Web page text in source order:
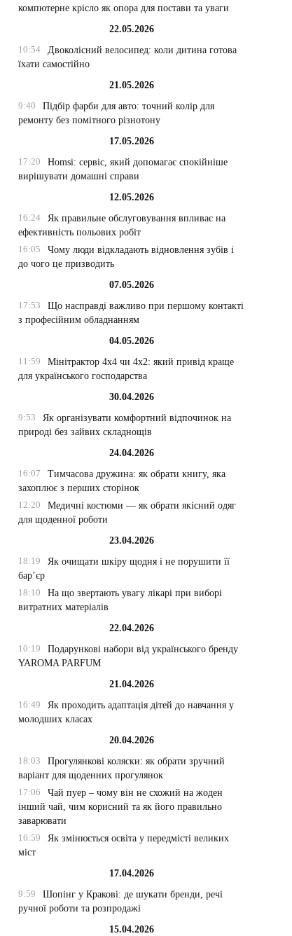
компютерне крісло як опора для постави та уваги
22.05.2026
10:54
Двоколісний велосипед: коли дитина готова
їхати самостійно
21.05.2026
9:40
Підбір фарби для авто: точний колір для
ремонту без помітного різнотону
17.05.2026
17:20
Homsi: сервіс, який допомагає спокійніше
вирішувати домашні справи
12.05.2026
16:24
Як правильне обслуговування впливає на
ефективність польових робіт
16:05
Чому люди відкладають відновлення зубів і
до чого це призводить
07.05.2026
17:53
Що насправді важливо при першому контакті
з професійним обладнанням
04.05.2026
11:59
Мінітрактор 4х4 чи 4х2: який привід краще
для українського господарства
30.04.2026
9:53
Як організувати комфортний відпочинок на
природі без зайвих складнощів
24.04.2026
16:07
Тимчасова дружина: як обрати книгу, яка
захоплює з перших сторінок
12:20
Медичні костюми — як обрати якісний одяг
для щоденної роботи
23.04.2026
18:19
Як очищати шкіру щодня і не порушити її
бар’єр
18:10
На що звертають увагу лікарі при виборі
витратних матеріалів
22.04.2026
10:19
Подарункові набори від українського бренду
YAROMA PARFUM
21.04.2026
16:49
Як проходить адаптація дітей до навчання у
молодших класах
20.04.2026
18:03
Прогулянкові коляски: як обрати зручний
варіант для щоденних прогулянок
17:06
Чай пуер – чому він не схожий на жоден
інший чай, чим корисний та як його правильно
заварювати
16:59
Як змінюється освіта у передмісті великих
міст
17.04.2026
9:59
Шопінг у Кракові: де шукати бренди, речі
ручної роботи та розпродажі
15.04.2026